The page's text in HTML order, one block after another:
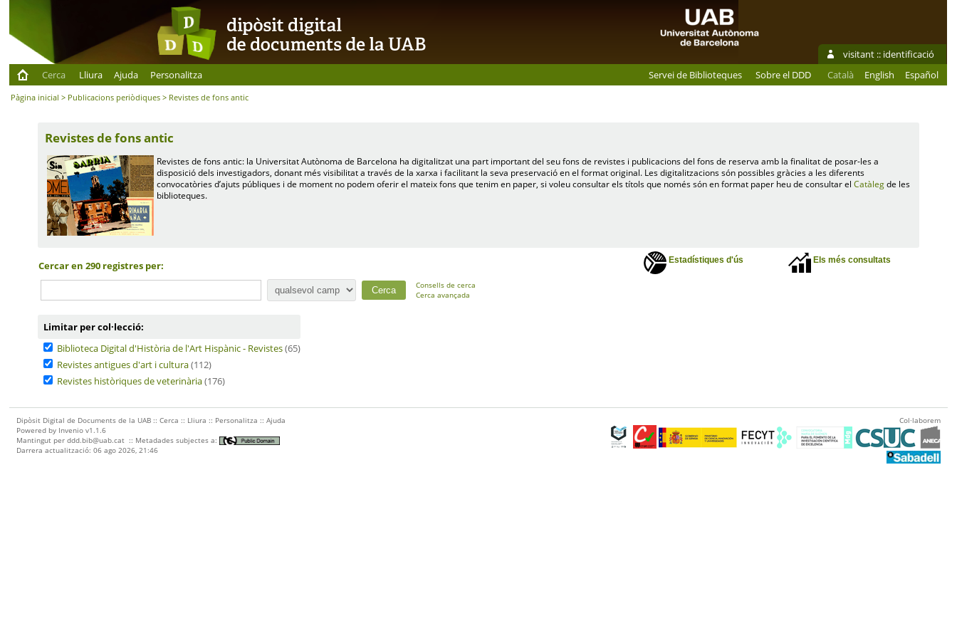
visitant :: identificació
Cerca
Lliura Ajuda Personalitza Servei de Biblioteques Sobre el DDD Català English Español
Pàgina inicial > Publicacions periòdiques > Revistes de fons antic
Revistes de fons antic
Revistes de fons antic: la Universitat Autònoma de Barcelona ha digitalitzat una part important del seu fons de revistes i publicacions del fons de reserva amb la finalitat de posar-les a
disposició dels investigadors, donant més visibilitat a través de la xarxa i facilitant la seva preservació en el format original. Les digitalitzacions són possibles gràcies a les diferents
convocatòries d’ajuts públiques i de moment no podem oferir el mateix fons que tenim en paper, si voleu consultar els títols que només són en format paper heu de consultar el Catàlegde les
biblioteques.
Estadístiques d'ús Els més consultats
Cercar en 290 registres per:
Consells de cerca
Cerca avançada
Limitar per col·lecció:
Biblioteca Digital d'Història de l'Art Hispànic - Revistes(65)
Revistes antigues d'art i cultura(112)
Revistes històriques de veterinària(176)
Dipòsit Digital de Documents de la UAB ::Cerca :: Lliura :: Personalitza ::Ajuda
Powered by Invenio v1.1.6
Mantingut perddd.bib@uab.cat :: Metadades subjectes a:
Darrera actualització: 06 ago 2026, 21:46
Col·laborem